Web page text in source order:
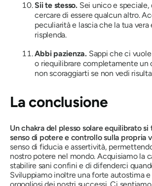
Sii te stesso. Sei unico e speciale,
cercare di essere qualcun altro.
peculiarità e lascia che la tua vera
risplenda.
Abbi pazienza. Sappi che ci
o riequilibrare completamente un
non scoraggiarti se non vedi
La conclusione
Un chakra del plesso solare equilibrato
senso di potere e controllo sulla propria
senso di fiducia e assertività,
nostro potere nel mondo. Acquisiamo la
stabilire sani confini e di difenderci
Sviluppiamo inoltre una forte autostima e